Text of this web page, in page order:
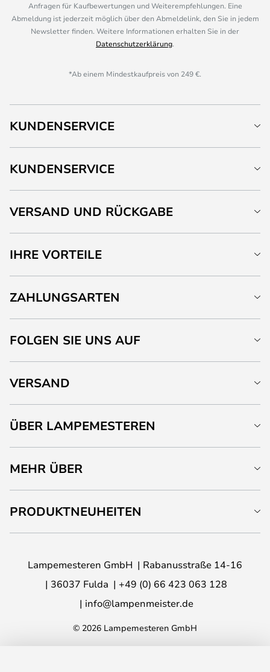
Anfragen für Kaufbewertungen und Weiterempfehlungen. Eine
Abmeldung ist jederzeit möglich über den Abmeldelink, den Sie in jedem
Newsletter finden. Weitere Informationen erhalten Sie in der
Datenschutzerklärung.
*Ab einem Mindestkaufpreis von 249 €.
KUNDENSERVICE
KUNDENSERVICE
VERSAND UND RÜCKGABE
IHRE VORTEILE
ZAHLUNGSARTEN
FOLGEN SIE UNS AUF
VERSAND
ÜBER LAMPEMESTEREN
MEHR ÜBER
PRODUKTNEUHEITEN
Lampemesteren GmbH
Rabanusstraße 14-16
36037 Fulda
+49 (0) 66 423 063 128
info@lampenmeister.de
© 2026 Lampemesteren GmbH